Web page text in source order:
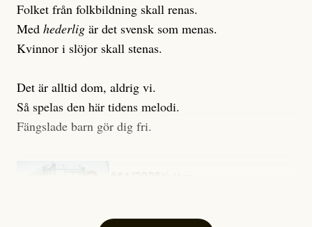
Folket från folkbildning skall renas.
Med hederlig är det svensk som menas.
Kvinnor i slöjor skall stenas.
Det är alltid dom, aldrig vi.
Så spelas den här tidens melodi.
Fängslade barn gör dig fri.